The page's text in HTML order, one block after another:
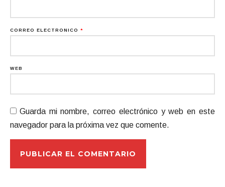
CORREO ELECTRÓNICO *
WEB
Guarda mi nombre, correo electrónico y web en este
navegador para la próxima vez que comente.